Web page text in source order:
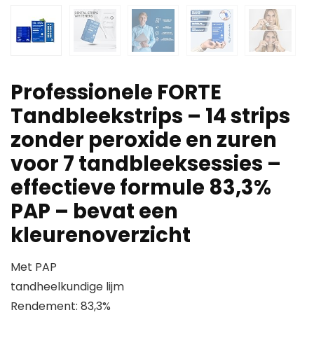
Professionele FORTE
Tandbleekstrips – 14 strips
zonder peroxide en zuren
voor 7 tandbleeksessies –
effectieve formule 83,3%
PAP – bevat een
kleurenoverzicht
Met PAP
tandheelkundige lijm
Rendement: 83,3%